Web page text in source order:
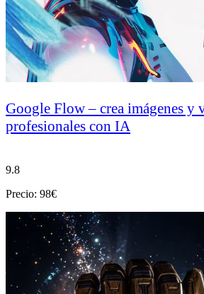
Google Flow – crea imágenes y
profesionales con IA
9.8
Precio: 98€